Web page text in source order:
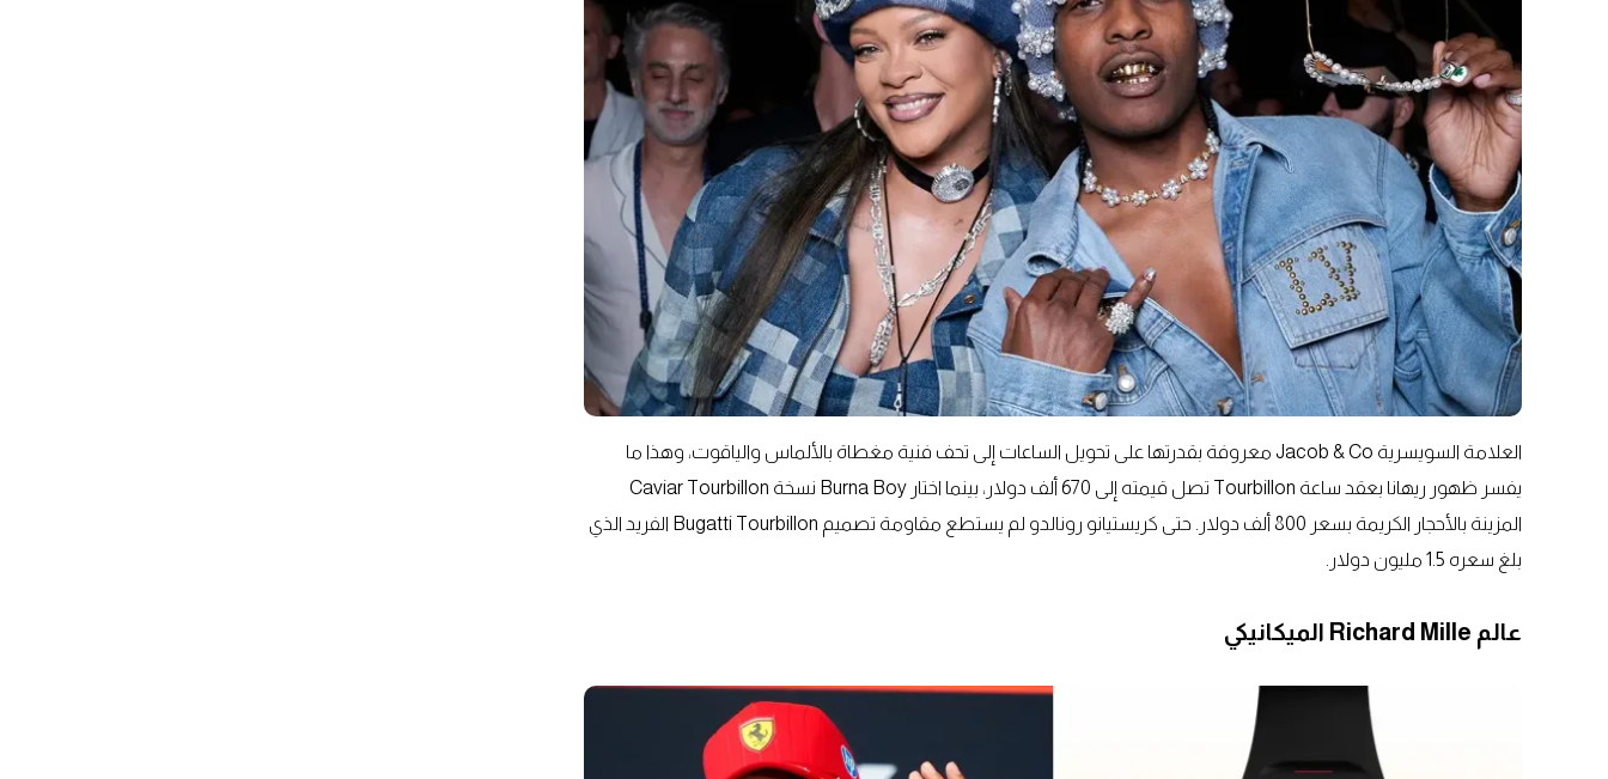
العلامة السويسرية Jacob & Co معروفة بقدرتها على تحويل الساعات إلى تحف فنية مغطاة بالألماس والياقوت، وهذا ما
يفسر ظهور ريهانا بعقد ساعة Tourbillon تصل قيمته إلى 670 ألف دولار، بينما اختار Burna Boy نسخة Caviar Tourbillon
المزينة بالأحجار الكريمة بسعر 800 ألف دولار. حتى كريستيانو رونالدو لم يستطع مقاومة تصميم Bugatti Tourbillon الفريد الذي
بلغ سعره 1.5 مليون دولار.
عالم Richard Mille الميكانيكي